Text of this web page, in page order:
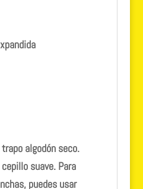
algodón seco.
suave. Para
puedes usar